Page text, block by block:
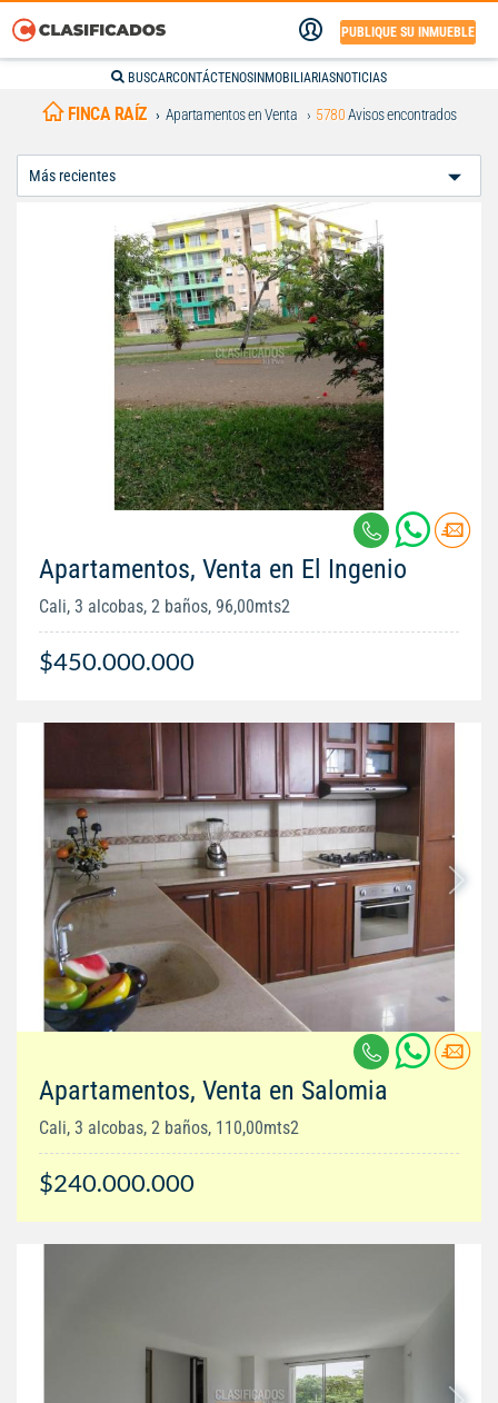
PUBLIQUE SU INMUEBLE
BUSCARCONTÁCTENOS INMOBILIARIASNOTICIAS
FINCA RAÍZ Apartamentos en Venta 5780Avisos encontrados
Apartamentos, Venta en El Ingenio
Cali, 3 alcobas, 2 baños, 96,00mts2
$450.000.000
Apartamentos, Venta en Salomia
Cali, 3 alcobas, 2 baños, 110,00mts2
$240.000.000